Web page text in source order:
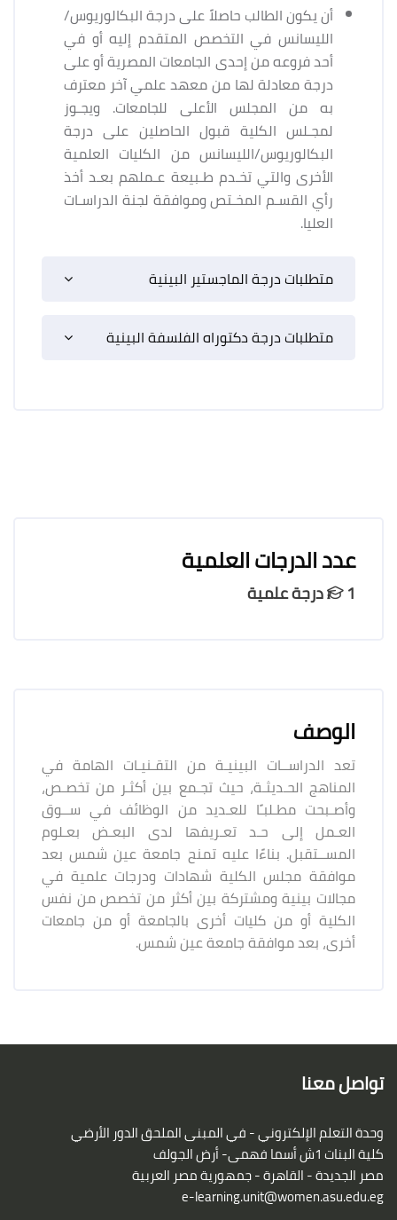
أن يكون الطالب حاصلاً على درجة البكالوريوس/
الليسانس في التخصص المتقدم إليه أو في
أحد فروعه من إحدى الجامعات المصرية أو على
درجة معادلة لها من معهد علمي آخر معترف
به من المجلس الأعلى للجامعات. ويجـوز
لمجـلس الكلية قبول الحاصلين على درجة
البكالوريوس/الليسانس من الكليات العلمية
الأخرى والتي تخـدم طـبيعة عـملهم بعـد أخذ
رأي القسـم المخـتص وموافقة لجنة الدراسـات
العليا.
متطلبات درجة الماجستير البينية
متطلبات درجة دكتوراه الفلسفة البينية
عدد الدرجات العلمية
1 درجة علمية
الوصف
تعد الدراســات البينيـة من التقـنيـات الهامة في
المناهج الحـديثـة، حيث تجـمع بين أكثـر من تخصـص،
وأصـبحت مطـلبـًا للعـديد من الوظائف في ســوق
العـمل إلى حـد تعـريفها لدى البعـض بعـلوم
المســتقبل. بناءًا عليه تمنح جامعة عين شمس بعد
موافقة مجلس الكلية شهادات ودرجات علمية في
مجالات بينية ومشتركة بين أكثر من تخصص من نفس
الكلية أو من كليات أخرى بالجامعة أو من جامعات
أخرى، بعد موافقة جامعة عين شمس.
الكتل
تواصل معنا
وحدة التعلم الإلكتروني - في المبنى الملحق الدور الأرضي
كلية البنات 1ش أسما فهمى- أرض الجولف
مصر الجديدة - القاهرة - جمهورية مصر العربية
e-learning.unit@women.asu.edu.eg